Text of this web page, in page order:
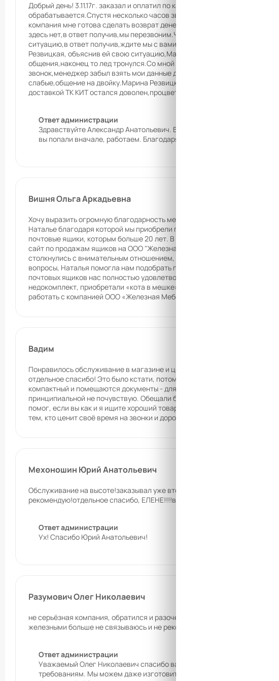
Добрый день! 3.11.17г. заказал и оплатил по карте, сейф для
обрабатывается.Спустя несколько часов звонит менеджер и
компания мне готова сделать возврат денег.Я, с менеджером в
здесь нет,в ответ получив,мы перезвоним.Через час звонит уже
ситуацию,в ответ получив,ждите мы с вами свяжемся.Ждал три
Резвицкая, объяснив ей свою ситуацию,Марина взяла всю инфу.
общения,наконец то лед тронулся.Со мной тут же связались,обещали
звонок,менеджер забыл взять мои данные для доставки. Руководство
слабые,общение на двойку.Марина Резвицкая молодец!!! Много можно
доставкой ТК КИТ остался доволен,процветания вам.
Ответ администрации
Здравствуйте Александр Анатольевич. Благодарим за ваш отзыв.
вы попали вначале, работаем. Благодаря вам, качество нашего
Вишня Ольга Аркадьевна
Хочу выразить огромную благодарность менеджеру по продажам ООО
Наталье благодаря которой мы приобрели почтовые ящики для
почтовые ящики, которым больше 20 лет. В нашем городе столкнулись с
сайт по продажам ящиков на ООО "Железная Мебель" г. Красноярск, ул.
столкнулись с внимательным отношением, приятным общением,
вопросы, Наталья помогла нам подобрать почтовые ящики по нашим
почтовых ящиков нас полностью удовлетворило. Доставка ящиков в наш
недокомплект, приобретали «кота в мешке», но все оказалось честно и
работать с компанией ООО «Железная Мебель», работают
Вадим
Понравилось обслуживание в магазине и цены! Нина менеджер помогла
отдельное спасибо! Это было кстати, потому что торопился домой.
компактный и помещаются документы - для меня важный момент. Хотел
принципиальной не почувствую. Обещали бесплатную доставку, но
помог, если вы как и я ищите хороший товар по низкой цене. Пишите
тем, кто ценит своё время на звонки и дорогу.
Мехоношин Юрий Анатольевич
Обслуживание на высоте!заказывал уже второй сейф,делал
рекомендую!отдельное спасибо, ЕЛЕНЕ!!!!все супер!
Ответ администрации
Ух! Спасибо Юрий Анатольевич!
Разумович Олег Николаевич
не серьёзная компания, обратился и разочеровался. рекламируемых
железными больше не связываюсь и не рекомендую.
Ответ администрации
Уважаемый Олег Николаевич спасибо вам за отзыв. Вам предложили
требованиям. Мы можем даже изготовить сейф по вашим размерам,